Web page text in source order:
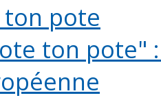
ton pote
ton pote"